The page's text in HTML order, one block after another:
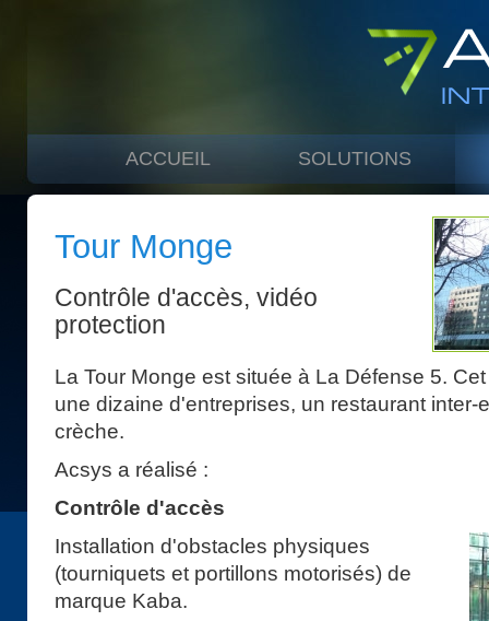
ACCUEIL SOLUTIONS
Tour Monge
Contrôle d'accès, vidéo
protection
La Tour Monge est située à La Défense 5.
une dizaine d'entreprises, un restaurant inter-
crèche.
Acsys a réalisé :
Contrôle d'accès
Installation d'obstacles physiques
(tourniquets et portillons motorisés) de
marque Kaba.